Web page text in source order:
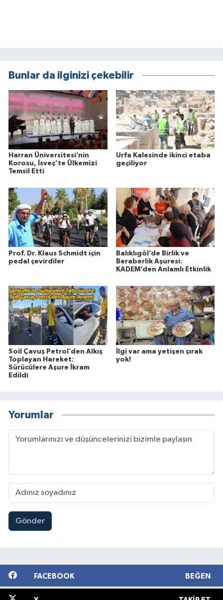
Bunlar da ilginizi çekebilir
Harran Üniversitesi’nin
Korosu, İsveç’te Ülkemizi
Temsil Etti
Urfa Kalesinde ikinci etaba
geçiliyor
Prof. Dr. Klaus Schmidt için
pedal çevirdiler
Balıklıgöl’de Birlik ve
Beraberlik Aşuresi:
KADEM’den Anlamlı Etkinlik
Soil Çavuş Petrol’den Alkış
Toplayan Hareket:
Sürücülere Aşure İkram
Edildi
İlgi var ama yetişen çırak
yok!
Yorumlar
Gönder
FACEBOOK BEĞEN